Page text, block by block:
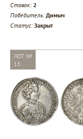
Ставок:2
Победитель: Димыч
Статус:Закрыт
ЛОТ №
15